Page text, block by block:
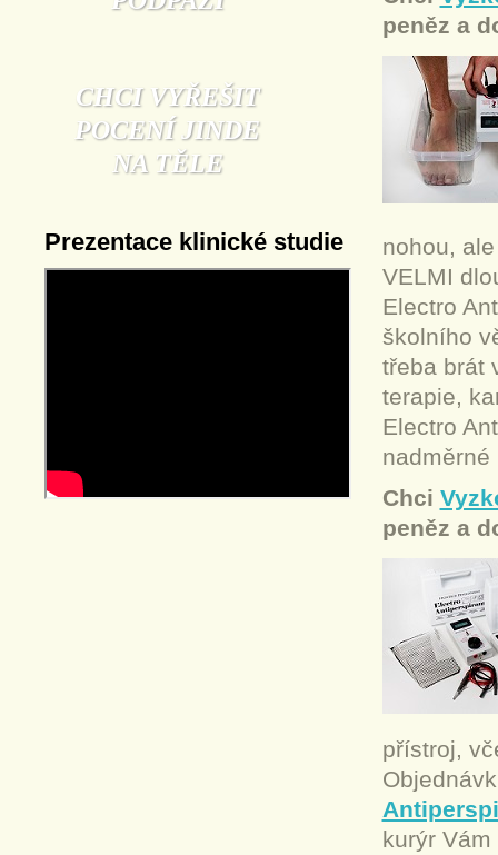
CHCI VYŘEŠIT
POCENÍ JINDE
NA TĚLE
Prezentace klinické studie
peněz a
nohou,
VELMI
Electro
školního
třeba brát
terapie,
Electro
Chci
peněz a
přístroj,
kurýr